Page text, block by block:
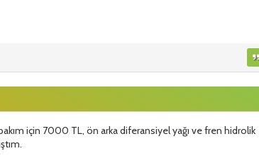
için 7000 TL, ön arka diferansiyel yağı ve fren hidrolik